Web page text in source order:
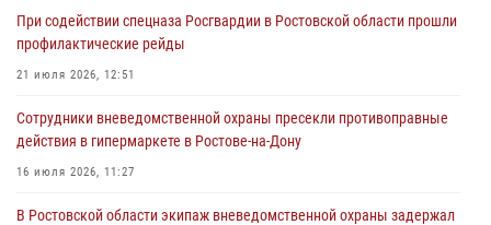
21 июля 2026, 12:51
В Ростовской области экипаж вневедомственной охраны задержал
17 июля 2026, 07:24
Сотрудники вневедомственной охраны пресекли противоправные
При содействии спецназа Росгвардии в Ростовской области прошли
профилактические рейды
21 июля 2026, 12:51
Сотрудники вневедомственной охраны пресекли противоправные
действия в гипермаркете в Ростове-на-Дону
16 июля 2026, 11:27
В Ростовской области экипаж вневедомственной охраны задержал